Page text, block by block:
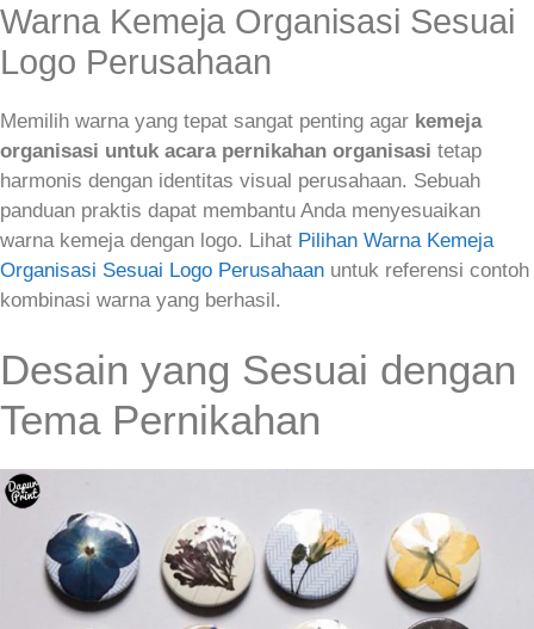
Warna Kemeja Organisasi Sesuai
Logo Perusahaan
Memilih warna yang tepat sangat penting agar kemeja
organisasi untuk acara pernikahan organisasi tetap
harmonis dengan identitas visual perusahaan. Sebuah
panduan praktis dapat membantu Anda menyesuaikan
warna kemeja dengan logo. Lihat Pilihan Warna Kemeja
Organisasi Sesuai Logo Perusahaan untuk referensi contoh
kombinasi warna yang berhasil.
Desain yang Sesuai dengan
Tema Pernikahan